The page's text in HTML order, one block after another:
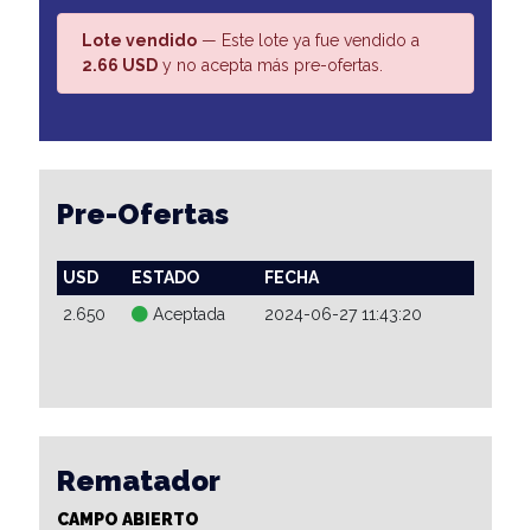
Lote vendido — Este lote ya fue vendido a
2.66 USD y no acepta más pre-ofertas.
Pre-Ofertas
USD ESTADO
FECHA
2.650
Aceptada 2024-06-27 11:43:20
Rematador
CAMPO ABIERTO